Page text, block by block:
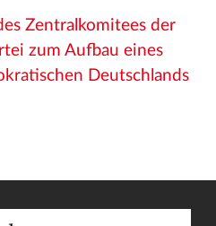
Zentralkomitees der
zum Aufbau eines
Deutschlands